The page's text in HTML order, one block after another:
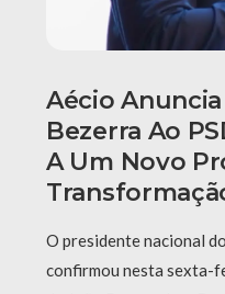
Aécio
Bezerra Ao
A Um Novo
O presidente nacional
confirmou nesta sexta-